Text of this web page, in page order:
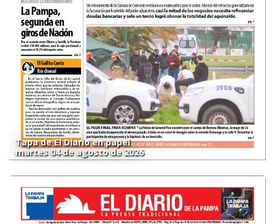
Tapa de El Diario en papel
martes 04 de agosto de 2026